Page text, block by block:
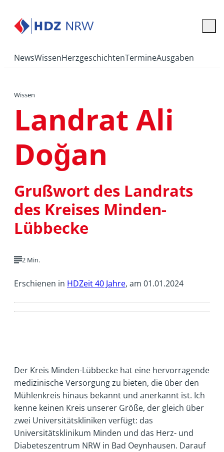
NewsWissenHerzgeschichtenTermineAusgaben
Wissen
Landrat Ali
Doğan
Grußwort des Landrats
des Kreises Minden-
Lübbecke
2 Min.
Erschienen in HDZeit 40 Jahre, am 01.01.2024
Der Kreis Minden-Lübbecke hat eine hervorragende
medizinische Versorgung zu bieten, die über den
Mühlenkreis hinaus bekannt und anerkannt ist. Ich
kenne keinen Kreis unserer Größe, der gleich über
zwei Universitätskliniken verfügt: das
Universitätsklinikum Minden und das Herz- und
Diabeteszentrum NRW in Bad Oeynhausen. Darauf